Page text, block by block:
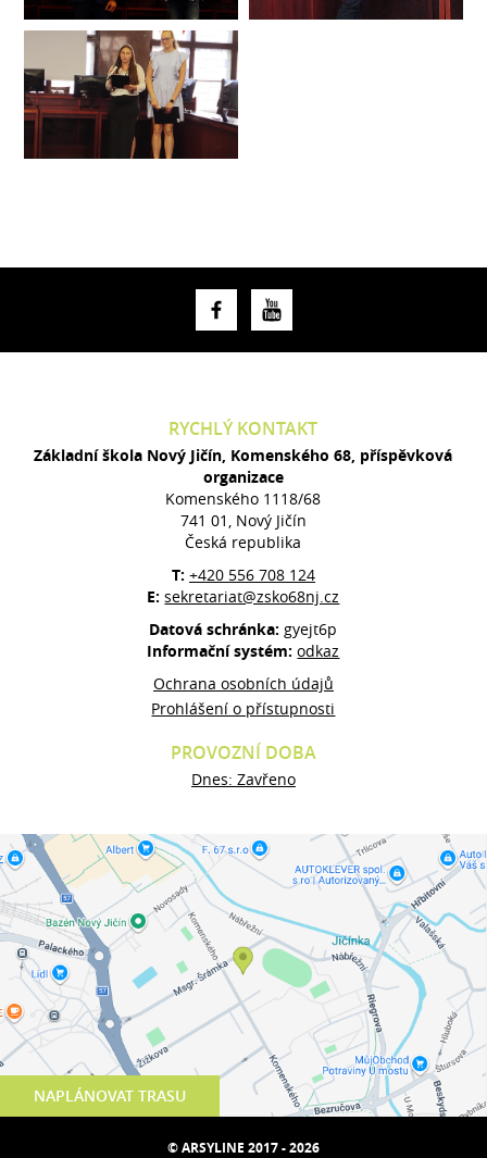
NAPLÁNOVAT TRASU
RYCHLÝ KONTAKT
Základní škola Nový Jičín, Komenského 68, příspěvková
organizace
Komenského 1118/68
741 01, Nový Jičín
Česká republika
T: +420 556 708 124
E:sekretariat@zsko68nj.cz
Datová schránka:gyejt6p
Informační systém:odkaz
Ochrana osobních údajů
Prohlášení o přístupnosti
PROVOZNÍ DOBA
Dnes: Zavřeno
© ARSYLINE 2017 - 2026